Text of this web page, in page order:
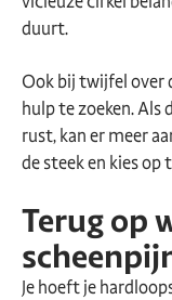
duurt.
Ook bij twijfel over
hulp te zoeken.
rust, kan er meer
de steek en kies op
Terug op
Je hoeft je